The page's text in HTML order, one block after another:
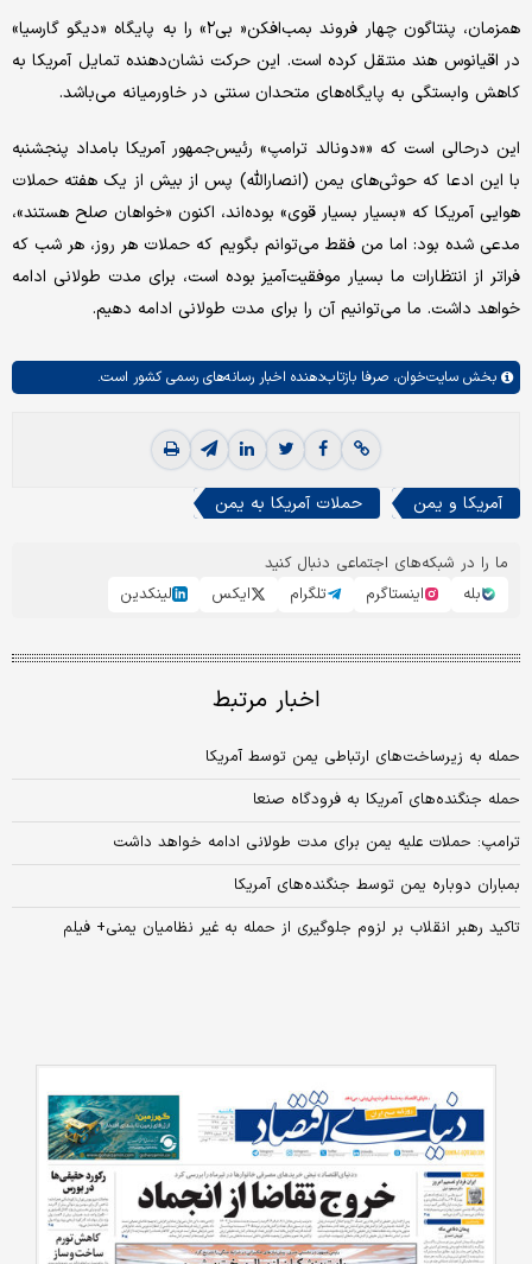
همزمان، پنتاگون چهار فروند بمب‌افکن« بی۲» را به پایگاه «دیگو گارسیا»
در اقیانوس هند منتقل کرده است. این حرکت نشان‌دهنده تمایل آمریکا به
کاهش وابستگی به پایگاه‌های متحدان سنتی در خاورمیانه می‌باشد.
این درحالی است که ««دونالد ترامپ» رئیس‌جمهور آمریکا بامداد پنجشنبه
با این ادعا که حوثی‌های یمن (انصارالله) پس از بیش از یک هفته حملات
هوایی آمریکا که «بسیار بسیار قوی» بوده‌اند، اکنون «خواهان صلح هستند»،
مدعی شده بود: اما من فقط می‌توانم بگویم که حملات هر روز، هر شب که
فراتر از انتظارات ما بسیار موفقیت‌آمیز بوده است، برای مدت طولانی ادامه
خواهد داشت. ما می‌توانیم آن را برای مدت طولانی ادامه دهیم.
بخش سایت‌خوان، صرفا بازتاب‌دهنده اخبار رسانه‌های رسمی کشور است.
آمریکا و یمن حملات آمریکا به یمن
ما را در شبکه‌های اجتماعی دنبال کنید
بله
اینستاگرم تلگرام ایکس لینکدین
اخبار مرتبط
حمله به زیرساخت‌های ارتباطی یمن توسط آمریکا
حمله جنگنده‌های آمریکا به فرودگاه صنعا
ترامپ: حملات علیه یمن برای مدت طولانی ادامه خواهد داشت
بمباران دوباره یمن توسط جنگنده‌های آمریکا
تاکید رهبر انقلاب بر لزوم جلوگیری از حمله به غیر نظامیان یمنی+ فیلم